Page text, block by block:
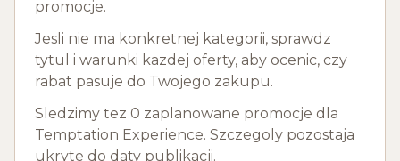
promocje.
Jesli nie ma konkretnej kategorii, sprawdz
tytul i warunki kazdej oferty, aby ocenic, czy
rabat pasuje do Twojego zakupu.
Sledzimy tez 0 zaplanowane promocje dla
Temptation Experience. Szczegoly pozostaja
ukryte do daty publikacji.